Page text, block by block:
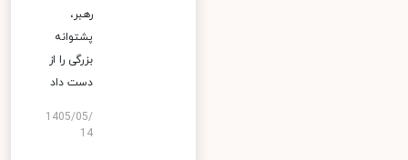
رهبر،
پشتوانه
بزرگی را از
دست داد
1405/05/
14